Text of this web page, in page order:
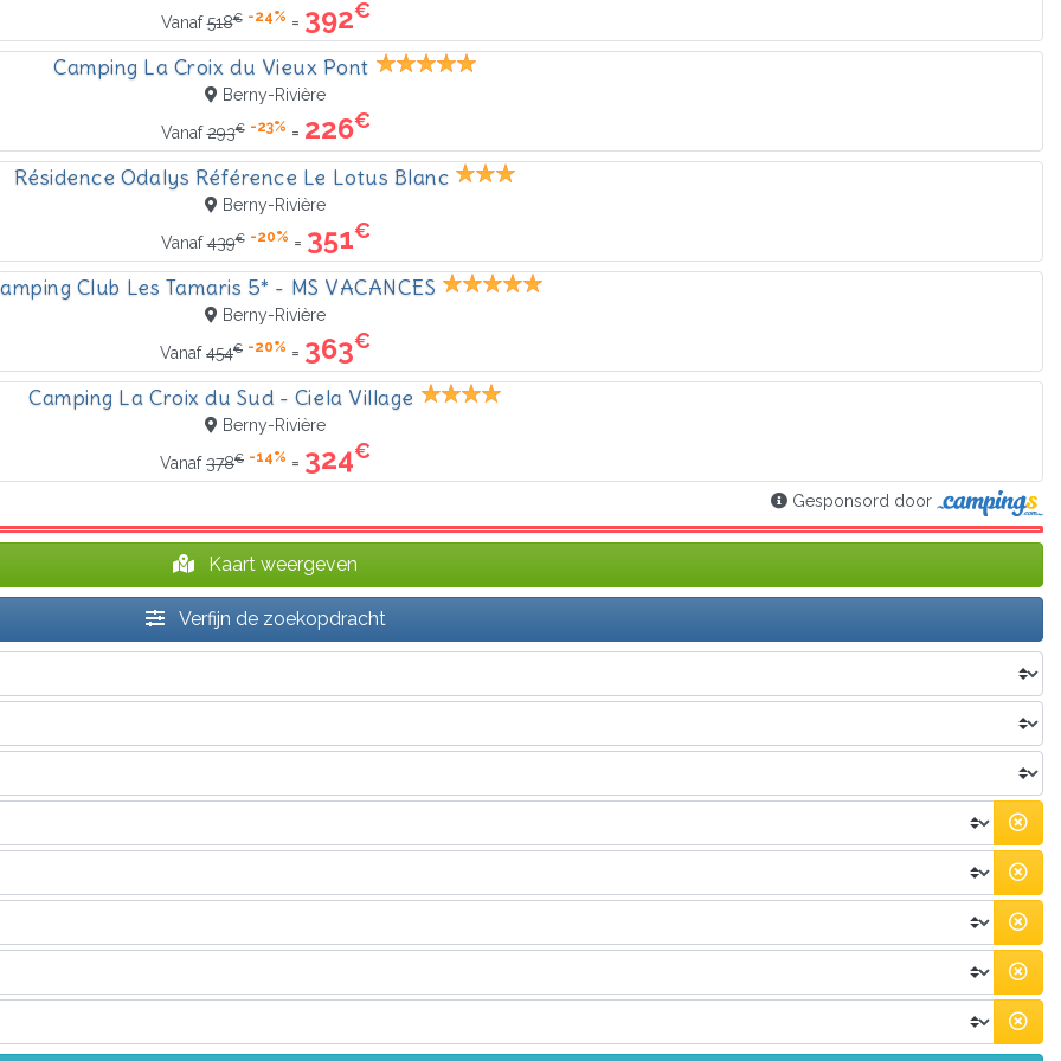
Vanaf518€ -24% = 392€
Camping La Croix du Vieux Pont
Berny-Rivière
Vanaf293€ -23% = 226€
Résidence Odalys Référence Le Lotus Blanc
Berny-Rivière
Vanaf439€ -20% = 351€
Club Les Tamaris 5* - MS VACANCES
Berny-Rivière
Vanaf454€ -20% = 363€
Camping La Croix du Sud - Ciela Village
Berny-Rivière
Vanaf378€ -14% = 324€
Gesponsord door
Kaart weergeven
Verfijn de zoekopdracht